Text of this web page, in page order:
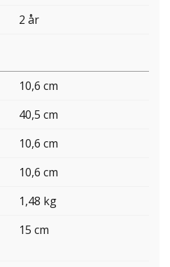
2 år
10,6 cm
40,5 cm
10,6 cm
10,6 cm
1,48 kg
15 cm